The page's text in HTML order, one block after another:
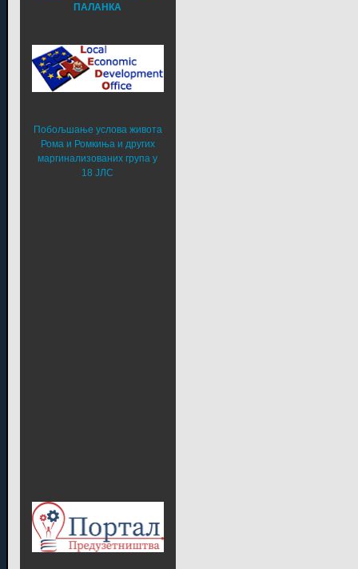
ПАЛАНКА
Побољшање услова живота
Рома и Ромкиња и других
маргинализованих група у
18 ЈЛС